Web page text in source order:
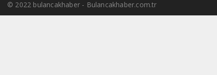
© 2022 bulancakhaber - Bulancakhaber.com.tr